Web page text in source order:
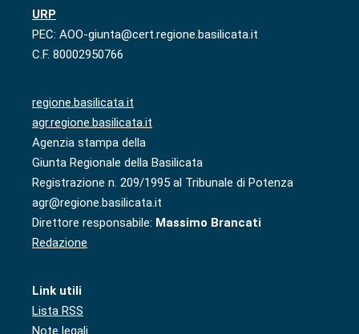
URP
PEC: AOO-giunta@cert.regione.basilicata.it
C.F. 80002950766
regione.basilicata.it
agr.regione.basilicata.it
Agenzia stampa della
Giunta Regionale della Basilicata
Registrazione n. 209/1995 al Tribunale di Potenza
agr@regione.basilicata.it
Direttore responsabile: Massimo Brancati
Redazione
Link utili
Lista RSS
Note legali